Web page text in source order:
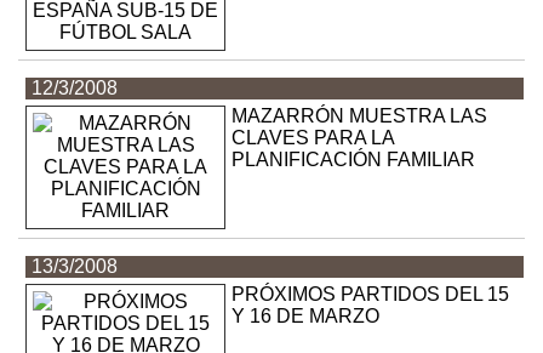
12/3/2008
MAZARRÓN MUESTRA LAS
CLAVES PARA LA
PLANIFICACIÓN FAMILIAR
13/3/2008
PRÓXIMOS PARTIDOS DEL 15
Y 16 DE MARZO